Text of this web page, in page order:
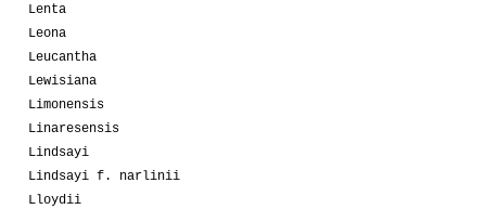
Lenta
Leona
Leucantha
Lewisiana
Limonensis
Linaresensis
Lindsayi
Lindsayi f. narlinii
Lloydii